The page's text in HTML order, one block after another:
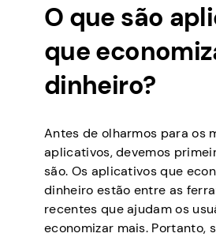
O que são
que
dinheiro?
Antes de olharmos para os
aplicativos, devemos
são. Os aplicativos que
dinheiro estão entre as
recentes que ajudam os
economizar mais. Portanto,